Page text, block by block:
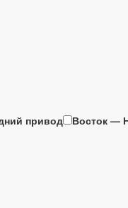
привод
Восток —